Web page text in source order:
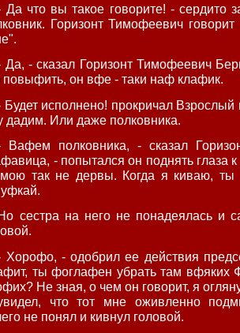
Да что вы такое говорите! - сердито
Горизонт Тимофеевич
Да, - сказал Горизонт Тимофеевич
повыфить, он вфе - таки наф клафик.
Будет исполнено! прокричал
дадим. Или даже полковника.
Вафем полковника, - сказал
- попытался он поднять глаза к
так не дервы. Когда я киваю, ты
сестра на него не понадеялась и
Хорофо, - одобрил ее действия
ты фоглафен убрать там вфяких
Не зная, о чем он говорит, я
что тот мне оживленно
не понял и кивнул головой.